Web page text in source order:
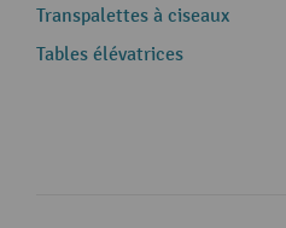
Transpalettes à ciseaux
Tables élévatrices